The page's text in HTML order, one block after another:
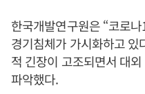
한국개발연구원은 “코로
경기침체가 가시화하고 있
적 긴장이 고조되면서 대
파악했다.